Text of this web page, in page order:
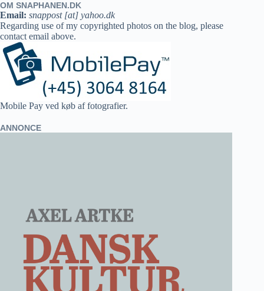
OM SNAPHANEN.DK
Email: snappost [at] yahoo.dk
Regarding use of my copyrighted photos on the blog, please
contact email above.
Mobile Pay ved køb af fotografier.
ANNONCE